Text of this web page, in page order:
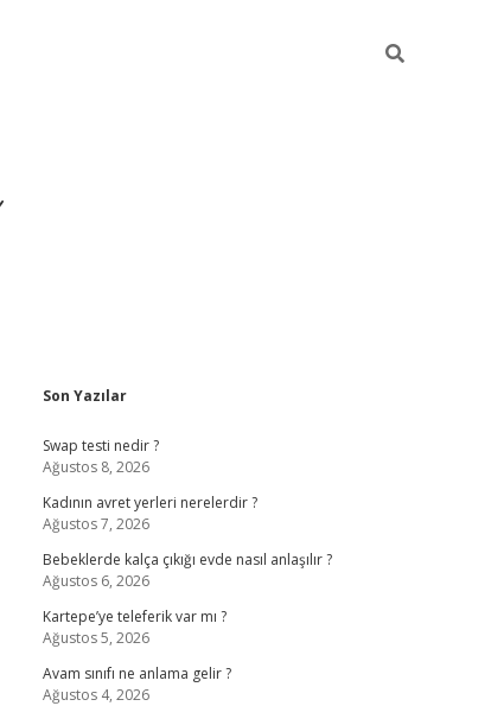
Sidebar
Son Yazılar
Swap testi nedir ?
Ağustos 8, 2026
Kadının avret yerleri nerelerdir ?
Ağustos 7, 2026
Bebeklerde kalça çıkığı evde nasıl anlaşılır ?
Ağustos 6, 2026
Kartepe’ye teleferik var mı ?
Ağustos 5, 2026
Avam sınıfı ne anlama gelir ?
Ağustos 4, 2026